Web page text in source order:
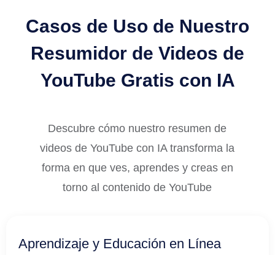
Casos de Uso de Nuestro
Resumidor de Videos de
YouTube Gratis con IA
Descubre cómo nuestro resumen de
videos de YouTube con IA transforma la
forma en que ves, aprendes y creas en
torno al contenido de YouTube
Aprendizaje y Educación en Línea